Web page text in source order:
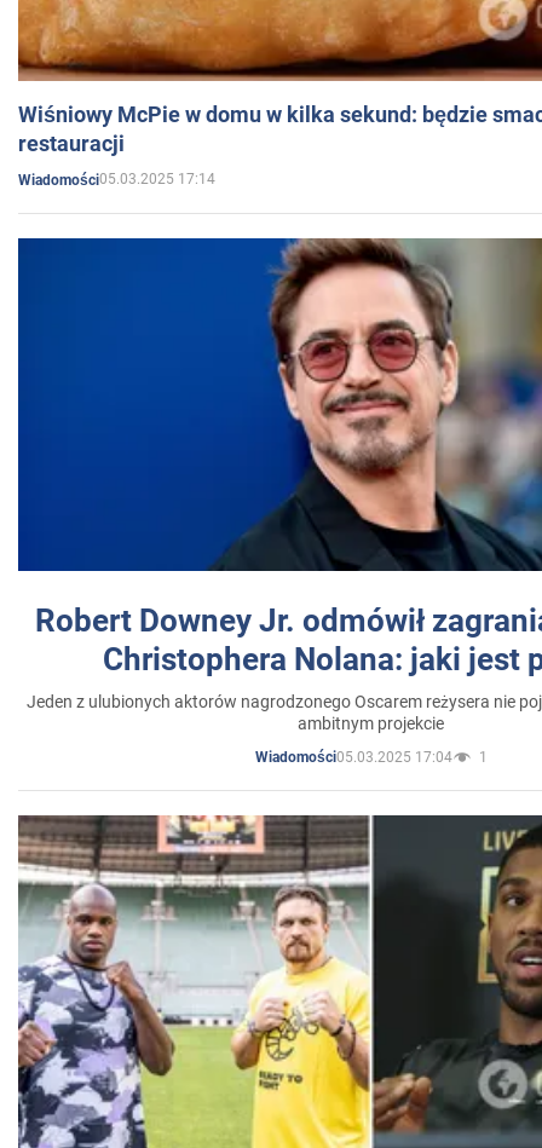
Wiśniowy McPie w domu w kilka sekund: będzie
restauracji
Wiadomości05.03.2025 17:14
Robert Downey Jr. odmówił
Christophera Nolana: jaki jest
Jeden z ulubionych aktorów nagrodzonego Oscarem reżysera nie
ambitnym projekcie
Wiadomości05.03.2025 17:04 1